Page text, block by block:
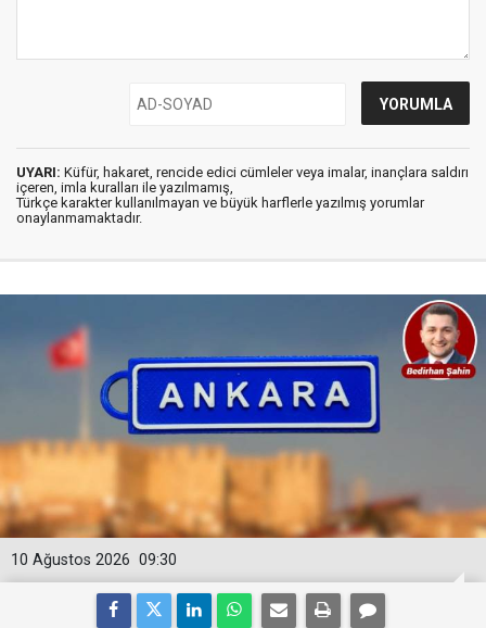
UYARI: Küfür, hakaret, rencide edici cümleler veya imalar, inançlara saldırı
içeren, imla kuralları ile yazılmamış,
Türkçe karakter kullanılmayan ve büyük harflerle yazılmış yorumlar
onaylanmamaktadır.
09:30
10 Ağustos 2026